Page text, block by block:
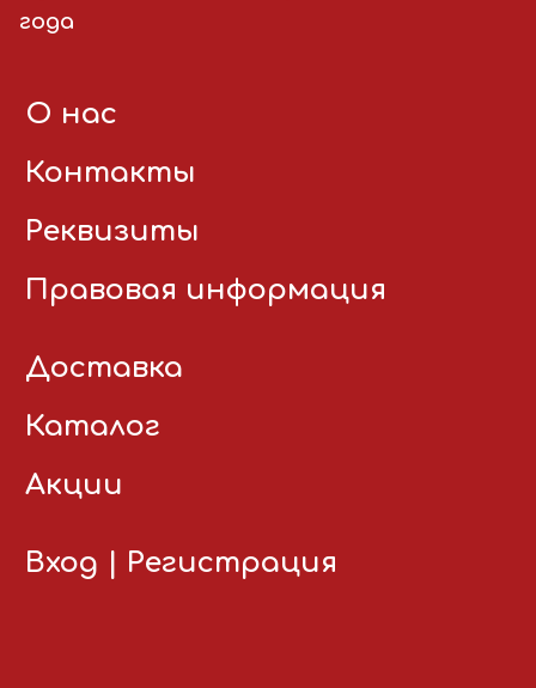
года
О нас
Контакты
Реквизиты
Правовая информация
Доставка
Каталог
Акции
Вход Регистрация